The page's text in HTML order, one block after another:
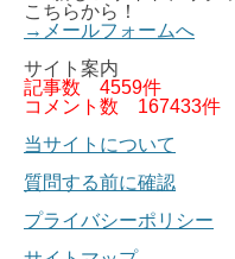
こちらから！
→メールフォームへ
サイト案内
記事数 4559件
コメント数 167433件
当サイトについて
質問する前に確認
プライバシーポリシー